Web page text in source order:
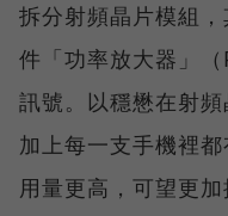
拆分射頻晶片模組
件「功率放大器」
訊號。以穩懋在射
加上每一支手機裡
用量更高，可望更加